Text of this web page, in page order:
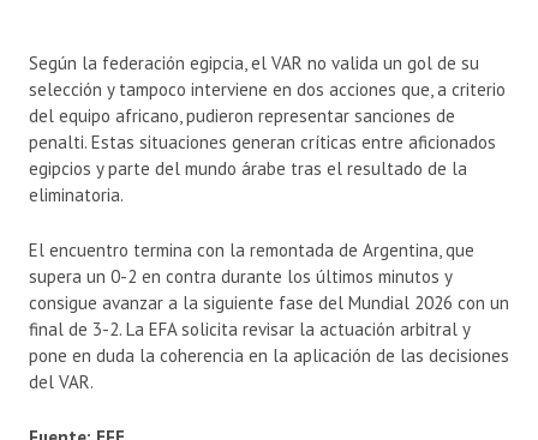
Según la federación egipcia, el VAR no valida un gol de su
selección y tampoco interviene en dos acciones que, a criterio
del equipo africano, pudieron representar sanciones de
penalti. Estas situaciones generan críticas entre aficionados
egipcios y parte del mundo árabe tras el resultado de la
eliminatoria.
El encuentro termina con la remontada de Argentina, que
supera un 0-2 en contra durante los últimos minutos y
consigue avanzar a la siguiente fase del Mundial 2026 con un
final de 3-2. La EFA solicita revisar la actuación arbitral y
pone en duda la coherencia en la aplicación de las decisiones
del VAR.